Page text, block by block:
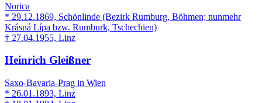
Norica
* 29.12.1869, Schönlinde (Bezirk Rumburg, Böhmen; nunmehr
Krásná Lípa bzw. Rumburk, Tschechien)
† 27.04.1955, Linz
Heinrich Gleißner
Saxo-Bavaria-Prag in Wien
* 26.01.1893, Linz